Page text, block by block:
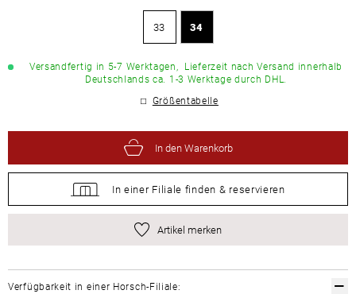
33 34
Versandfertig in 5-7 Werktagen, Lieferzeit nach Versand innerhalb
Deutschlands ca. 1-3 Werktage durch DHL.
Größentabelle
In den Warenkorb
In einer Filiale finden & reservieren
Artikel merken
Verfügbarkeit in einer Horsch-Filiale: